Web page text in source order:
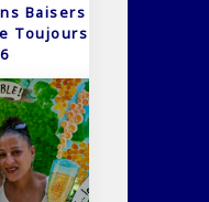
Baisers
Toujours